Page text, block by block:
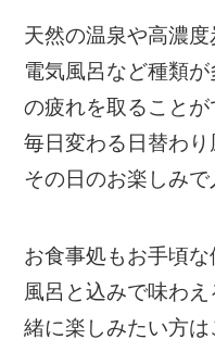
天然の温泉や高濃
電気風呂など種類
の疲れを取ることが
毎日変わる日替わり
その日のお楽しみで
お食事処もお手頃
風呂と込みで味わ
緒に楽しみたい方は